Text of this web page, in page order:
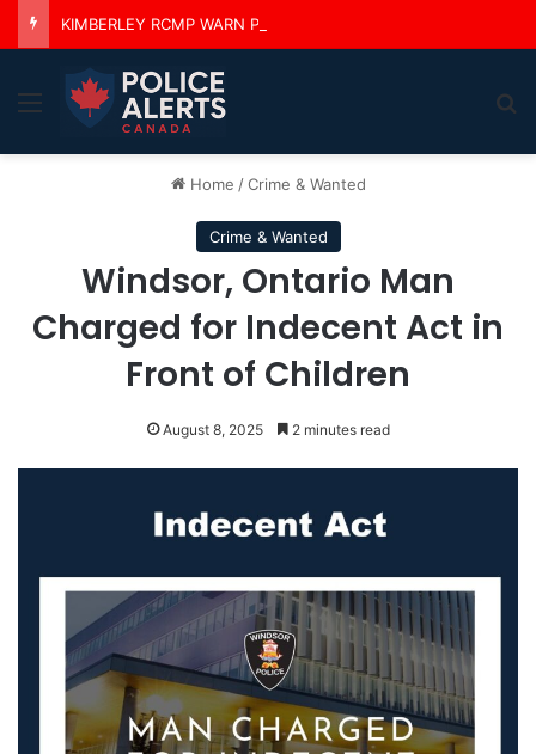
Menu
Home / Crime & Wanted
Crime & Wanted
Windsor, Ontario Man
Charged for Indecent Act in
Front of Children
August 8, 2025 2 minutes read